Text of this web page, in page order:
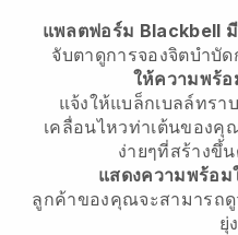
แพลตฟอร์ม Blackbell
จับตาดูการจองจิตบำบั
ให้ความพร้
แจ้งให้แบล็กเบลล์ทรา
เคลื่อนไหวท่าเต้นของ
ง่ายๆที่สร้างขึ้
แสดงความพร้อม
ลูกค้าของคุณจะสามารถ
ยุ่